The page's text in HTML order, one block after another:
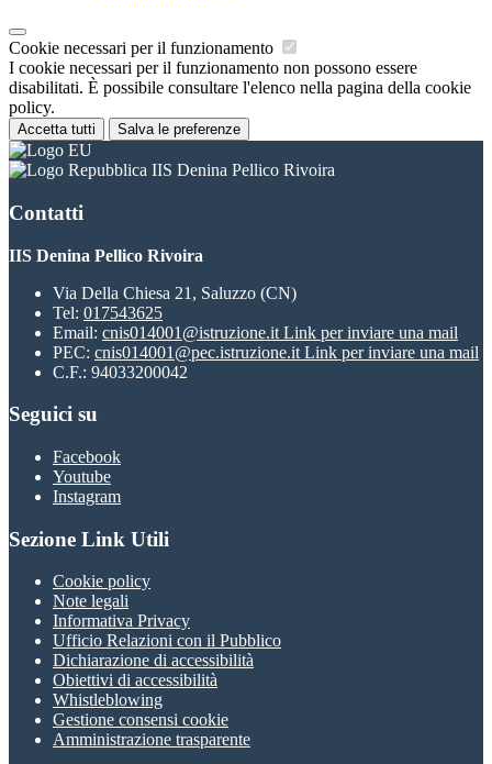
Cookie necessari per il funzionamento
I cookie necessari per il funzionamento non possono essere
disabilitati. È possibile consultare l'elenco nella pagina della cookie
policy.
Accetta tutti Salva le preferenze
IIS Denina Pellico Rivoira
Contatti
IIS Denina Pellico Rivoira
Via Della Chiesa 21, Saluzzo (CN)
Tel: 017543625
Email: cnis014001@istruzione.it Link per inviare una mail
PEC: cnis014001@pec.istruzione.it Link per inviare una mail
C.F.: 94033200042
Seguici su
Facebook
Youtube
Instagram
Sezione Link Utili
Cookie policy
Note legali
Informativa Privacy
Ufficio Relazioni con il Pubblico
Dichiarazione di accessibilità
Obiettivi di accessibilità
Whistleblowing
Gestione consensi cookie
Amministrazione trasparente